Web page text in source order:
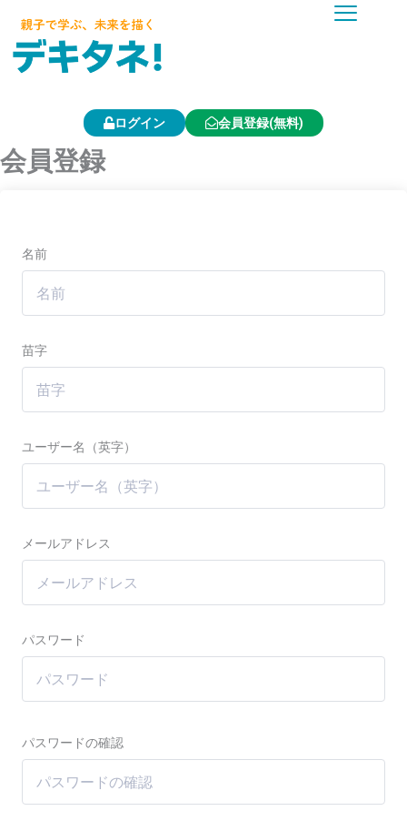
ログイン 会員登録(無料)
会員登録
名前
苗字
ユーザー名（英字）
メールアドレス
パスワード
パスワードの確認